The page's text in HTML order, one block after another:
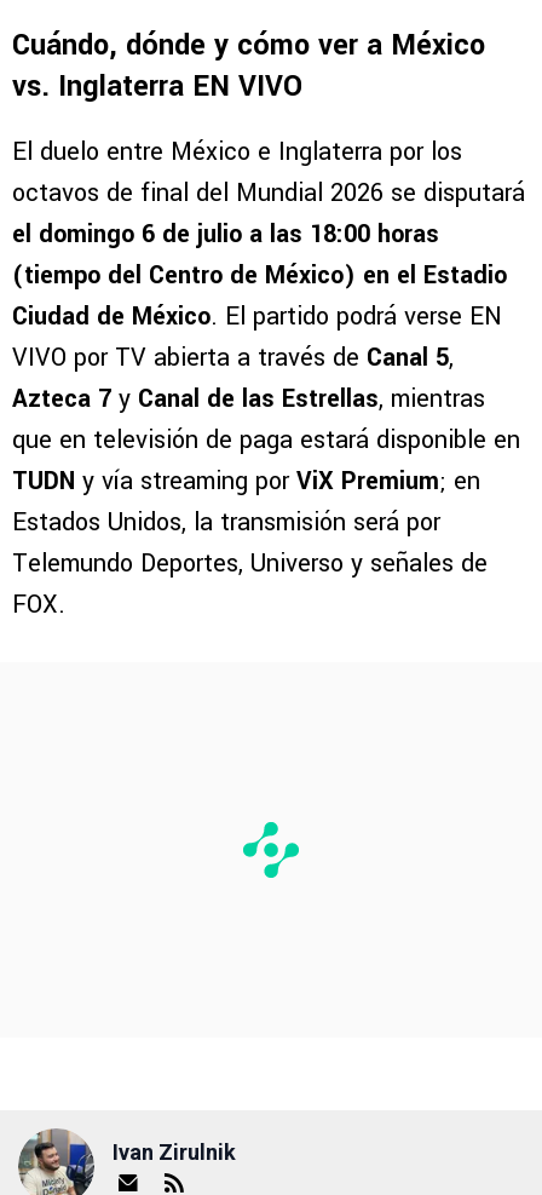
Cuándo, dónde y cómo ver a México
vs. Inglaterra EN VIVO
El duelo entre México e Inglaterra por los
octavos de final del Mundial 2026 se disputará
el domingo 6 de julio a las 18:00 horas
(tiempo del Centro de México) en el Estadio
Ciudad de México. El partido podrá verse EN
VIVO por TV abierta a través de Canal 5,
Azteca 7 y Canal de las Estrellas, mientras
que en televisión de paga estará disponible en
TUDN y vía streaming porViX Premium; en
Estados Unidos, la transmisión será por
Telemundo Deportes, Universo y señales de
FOX.
Ivan Zirulnik